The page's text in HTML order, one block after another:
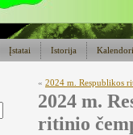
Įstatai Istorija
« 2024 m. Respublikos
2024 m.
ritinio